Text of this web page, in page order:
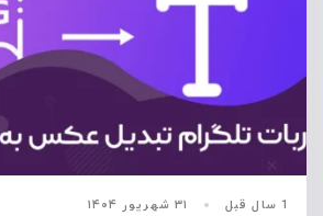
1 سال قبل ۳۱ شهریور ۱۴۰۴